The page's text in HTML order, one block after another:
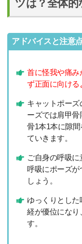
ツは？全体
アドバイスと注意
首に怪我や痛み
ず正面に向ける
キャットポー
ーズでは肩甲
骨1本1本に隙
ていきます。
ご自身の呼吸
呼吸にポーズが
しょう。
ゆっくりとし
経が優位になり
す。